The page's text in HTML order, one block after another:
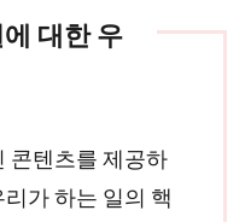
대한 우
콘텐츠를 제공하
가 하는 일의 핵